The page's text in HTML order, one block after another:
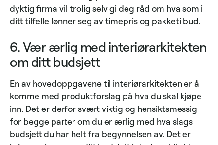
dyktig firma vil trolig selv gi deg råd om hva som i
ditt tilfelle lønner seg av timepris og pakketilbud.
6. Vær ærlig med interiørarkitekten
om ditt budsjett
En av hovedoppgavene til interiørarkitekten er å
komme med produktforslag på hva du skal kjøpe
inn. Det er derfor svært viktig og hensiktsmessig
for begge parter om du er ærlig med hva slags
budsjett du har helt fra begynnelsen av. Det er